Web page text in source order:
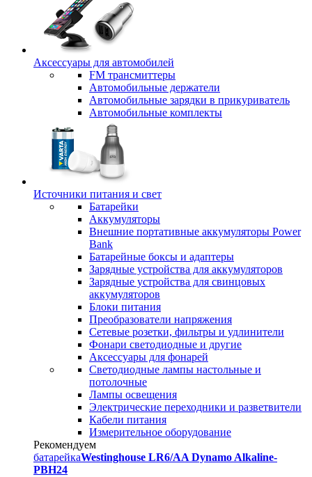
Аксессуары для автомобилей
FM трансмиттеры
Автомобильные держатели
Автомобильные зарядки в прикуриватель
Автомобильные комплекты
Источники питания и свет
Батарейки
Аккумуляторы
Внешние портативные аккумуляторы Power
Bank
Батарейные боксы и адаптеры
Зарядные устройства для аккумуляторов
Зарядные устройства для свинцовых
аккумуляторов
Блоки питания
Преобразователи напряжения
Сетевые розетки, фильтры и удлинители
Фонари светодиодные и другие
Аксессуары для фонарей
Светодиодные лампы настольные и
потолочные
Лампы освещения
Электрические переходники и разветвители
Кабели питания
Измерительное оборудование
Рекомендуем
батарейкаWestinghouse LR6/AA Dynamo Alkaline-
PBH24